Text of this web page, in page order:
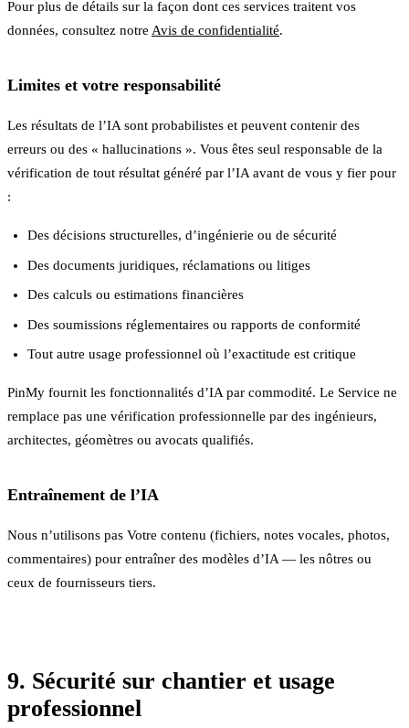
Pour plus de détails sur la façon dont ces services traitent vos
données, consultez notre Avis de confidentialité.
Limites et votre responsabilité
Les résultats de l’IA sont probabilistes et peuvent contenir des
erreurs ou des « hallucinations ». Vous êtes seul responsable de la
vérification de tout résultat généré par l’IA avant de vous y fier pour
:
Des décisions structurelles, d’ingénierie ou de sécurité
Des documents juridiques, réclamations ou litiges
Des calculs ou estimations financières
Des soumissions réglementaires ou rapports de conformité
Tout autre usage professionnel où l’exactitude est critique
PinMy fournit les fonctionnalités d’IA par commodité. Le Service ne
remplace pas une vérification professionnelle par des ingénieurs,
architectes, géomètres ou avocats qualifiés.
Entraînement de l’IA
Nous n’utilisons pas Votre contenu (fichiers, notes vocales, photos,
commentaires) pour entraîner des modèles d’IA — les nôtres ou
ceux de fournisseurs tiers.
9. Sécurité sur chantier et usage
professionnel